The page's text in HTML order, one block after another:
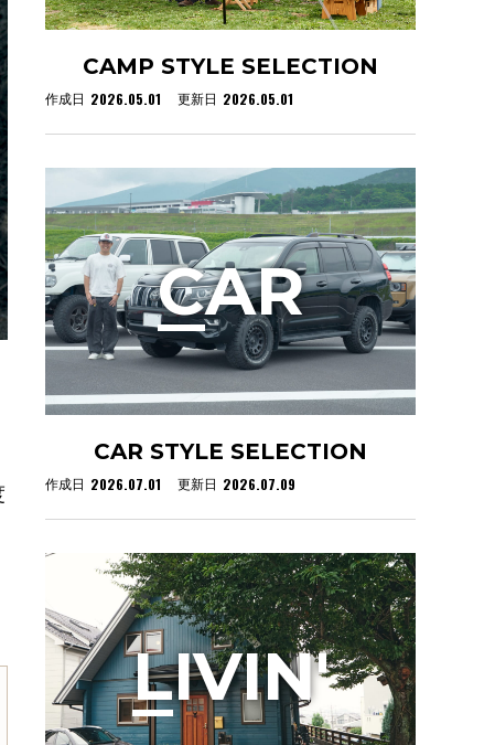
CAMP STYLE SELECTION
作成日 2026.05.01 更新日 2026.05.01
CAR STYLE SELECTION
作成日 2026.07.01 更新日 2026.07.09
CAR
LIVIN'